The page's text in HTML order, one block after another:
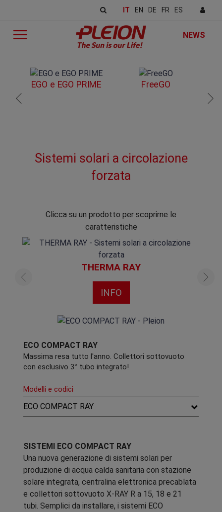
IT EN DE FR ES
NEWS
EGO e EGO PRIME FreeGO
Sistemi solari a circolazione
forzata
Clicca su un prodotto per scoprirne le
caratteristiche
THERMA RAY
INFO
ECO COMPACT RAY
Massima resa tutto l'anno. Collettori sottovuoto
con esclusivo 3° tubo integrato!
Modelli e codici
ECO COMPACT RAY
SISTEMI ECO COMPACT RAY
Una nuova generazione di sistemi solari per
produzione di acqua calda sanitaria con stazione
solare integrata, centralina elettronica precablata
e collettori sottovuoto X-RAY R a 15, 18 e 21
tubi. Semplici da installare, i sistemi ECO